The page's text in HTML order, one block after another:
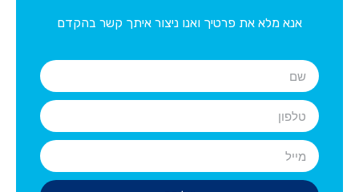
אנא מלא את פרטיך ואנו ניצור איתך קשר בהקדם